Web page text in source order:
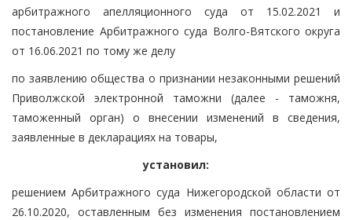
арбитражного апелляционного суда от 15.02.2021 и
постановление Арбитражного суда Волго-Вятского округа
от 16.06.2021 по тому же делу
по заявлению общества о признании незаконными решений
Приволжской электронной таможни (далее - таможня,
таможенный орган) о внесении изменений в сведения,
заявленные в декларациях на товары,
установил:
решением Арбитражного суда Нижегородской области от
26.10.2020, оставленным без изменения постановлением